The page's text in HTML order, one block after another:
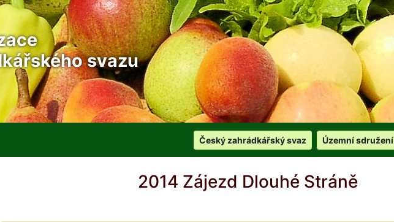
svazu
Český zahrádkářský svaz Územní sdružení
2014 Zájezd Dlouhé Stráně